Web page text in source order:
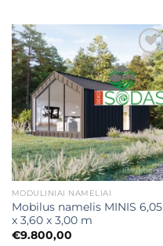
Mėgstamiausias
MODULINIAI NAMELIAI
Mobilus namelis MINIS 6,05
x 3,60 x 3,00 m
€9.800,00